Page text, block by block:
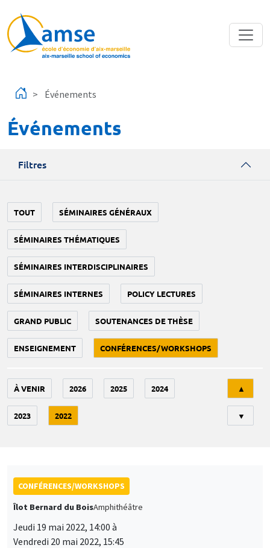
Événements
Événements
Filtres
TOUT SÉMINAIRES GÉNÉRAUX
SÉMINAIRES THÉMATIQUES
SÉMINAIRES INTERDISCIPLINAIRES
SÉMINAIRES INTERNES POLICY LECTURES
GRAND PUBLIC SOUTENANCES DE THÈSE
ENSEIGNEMENT CONFÉRENCES/WORKSHOPS
À VENIR 2026 2025 2024
2023 2022
▲
▼
CONFÉRENCES/WORKSHOPS
Îlot Bernard du BoisAmphithéâtre
Jeudi 19 mai 2022, 14:00 à
Vendredi 20 mai 2022, 15:45